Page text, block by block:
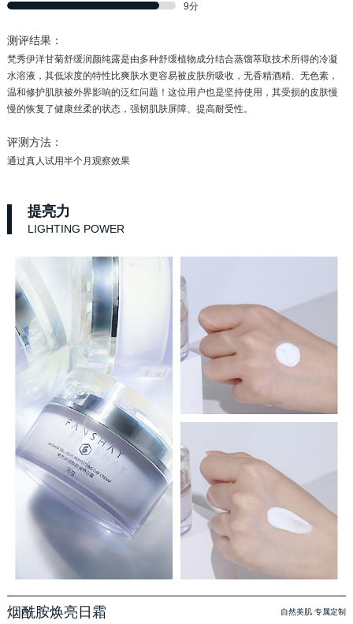
9分
测评结果：
梵秀伊洋甘菊舒缓润颜纯露是由多种舒缓植物成分结合蒸馏萃取技术所得的冷凝
水溶液，其低浓度的特性比爽肤水更容易被皮肤所吸收，无香精酒精、无色素，
温和修护肌肤被外界影响的泛红问题！这位用户也是坚持使用，其受损的皮肤慢
慢的恢复了健康丝柔的状态，强韧肌肤屏障、提高耐受性。
评测方法：
通过真人试用半个月观察效果
提亮力
LIGHTING POWER
烟酰胺焕亮日霜 自然美肌 专属定制